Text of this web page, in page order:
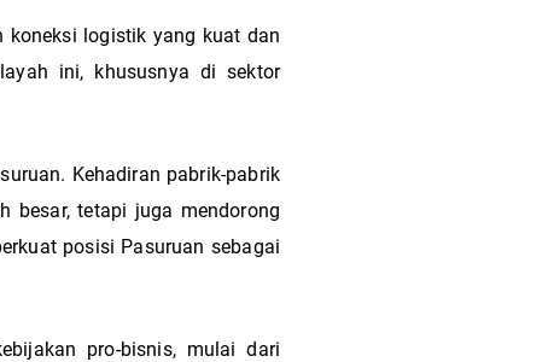
koneksi logistik yang kuat dan
ini, khususnya di sektor
Kehadiran pabrik-pabrik
besar, tetapi juga mendorong
posisi Pasuruan sebagai
pro-bisnis, mulai dari